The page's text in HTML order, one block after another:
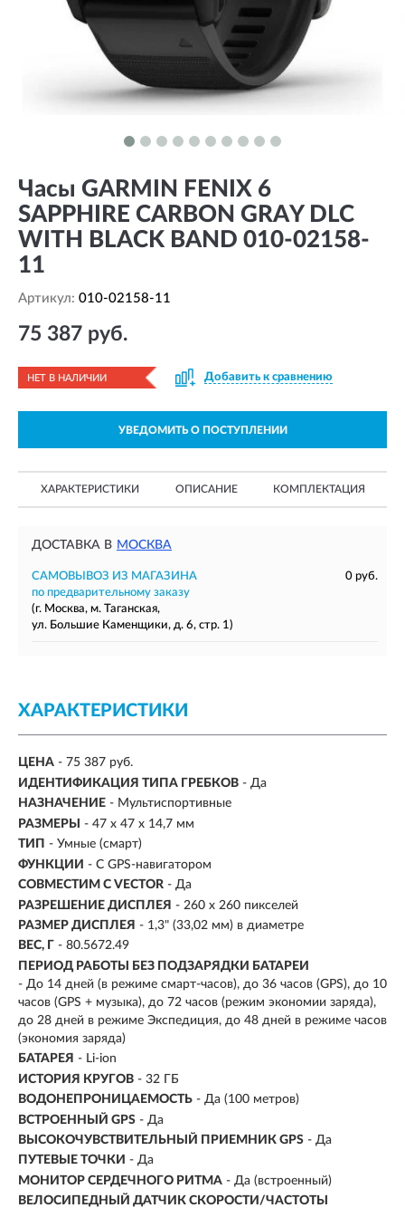
Часы GARMIN FENIX 6
SAPPHIRE CARBON GRAY DLC
WITH BLACK BAND 010-02158-
11
Артикул: 010-02158-11
75 387 руб.
НЕТ В НАЛИЧИИ Добавить к сравнению
УВЕДОМИТЬ О ПОСТУПЛЕНИИ
ХАРАКТЕРИСТИКИ ОПИСАНИЕ КОМПЛЕКТАЦИЯ
ДОСТАВКА В МОСКВА
САМОВЫВОЗ ИЗ МАГАЗИНА
0 руб.
по предварительному заказу
(г. Москва, м. Таганская,
ул. Большие Каменщики, д. 6, стр. 1)
ХАРАКТЕРИСТИКИ
ЦЕНА - 75 387 руб.
ИДЕНТИФИКАЦИЯ ТИПА ГРЕБКОВ - Да
НАЗНАЧЕНИЕ - Мультиспортивные
РАЗМЕРЫ
- 47 x 47 x 14,7 мм
ТИП - Умные (смарт)
ФУНКЦИИ - С GPS-навигатором
СОВМЕСТИМ С VECTOR - Да
РАЗРЕШЕНИЕ ДИСПЛЕЯ - 260 x 260 пикселей
РАЗМЕР ДИСПЛЕЯ - 1,3" (33,02 мм) в диаметре
ВЕС, Г - 80.5672.49
ПЕРИОД РАБОТЫ БЕЗ ПОДЗАРЯДКИ БАТАРЕИ
- До 14 дней (в режиме смарт-часов), до 36 часов (GPS), до 10
часов (GPS + музыка), до 72 часов (режим экономии заряда),
до 28 дней в режиме Экспедиция, до 48 дней в режиме часов
(экономия заряда)
БАТАРЕЯ - Li-ion
ИСТОРИЯ КРУГОВ - 32 ГБ
ВОДОНЕПРОНИЦАЕМОСТЬ - Да (100 метров)
ВСТРОЕННЫЙ GPS - Да
ВЫСОКОЧУВСТВИТЕЛЬНЫЙ ПРИЕМНИК GPS - Да
ПУТЕВЫЕ ТОЧКИ - Да
МОНИТОР СЕРДЕЧНОГО РИТМА - Да (встроенный)
ВЕЛОСИПЕДНЫЙ ДАТЧИК СКОРОСТИ/ЧАСТОТЫ